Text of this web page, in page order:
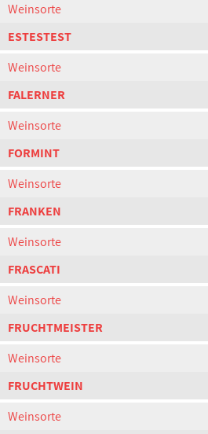
Weinsorte
ESTESTEST
Weinsorte
FALERNER
Weinsorte
FORMINT
Weinsorte
FRANKEN
Weinsorte
FRASCATI
Weinsorte
FRUCHTMEISTER
Weinsorte
FRUCHTWEIN
Weinsorte